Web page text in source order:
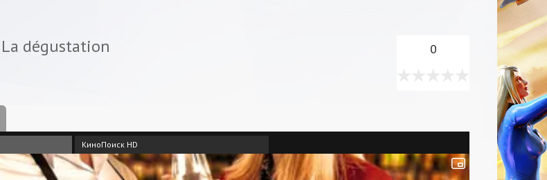
dégustation 0
КиноПоиск HD